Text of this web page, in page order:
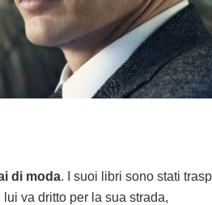
di moda. I suoi libri sono stati
va dritto per la sua strada,